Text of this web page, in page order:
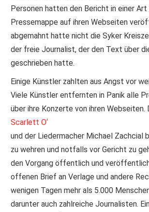
Personen hatten den Bericht in einer
Pressemappe auf ihren Webseiten
abgemahnt hatte nicht die Syker
der freie Journalist, der den Text über
geschrieben hatte.
Einige Künstler zahlten aus Angst vor
Viele Künstler entfernten in Panik alle
über ihre Konzerte von ihren Webseiten.
Scarlett O‘
und der Liedermacher Michael Zachcial
zu wehren und notfalls vor Gericht zu
den Vorgang öffentlich und
offenen Brief an Verlage und andere
wenigen Tagen mehr als 5.000
darunter auch zahlreiche Journalisten.